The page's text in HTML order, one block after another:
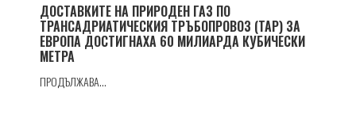
ДОСТАВКИТЕ НА ПРИРОДЕН ГАЗ ПО
ТРАНСАДРИАТИЧЕСКИЯ ТРЪБОПРОВОЗ (TAP) ЗА
ЕВРОПА ДОСТИГНАХА 60 МИЛИАРДА КУБИЧЕСКИ
МЕТРА
ПРОДЪЛЖАВА...